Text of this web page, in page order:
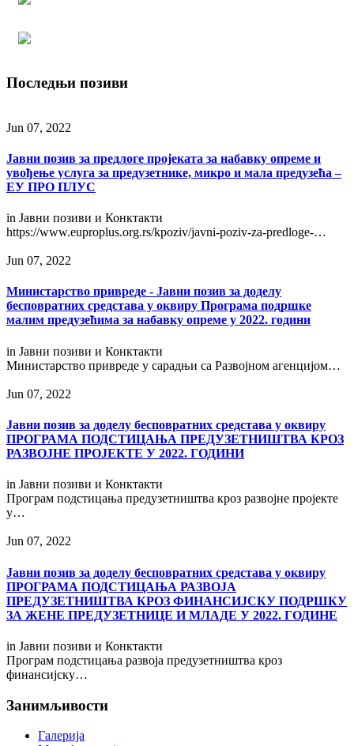
Последњи позиви
Jun 07, 2022
Јавни позив за предлоге пројеката за набавку опреме и
увођење услуга за предузетнике, микро и мала предузећа –
ЕУ ПРО ПЛУС
in Јавни позиви и Конктакти
https://www.euproplus.org.rs/kpoziv/javni-poziv-za-predloge-…
Jun 07, 2022
Министарство привреде - Јавни позив за доделу
бесповратних средстава у оквиру Програма подршке
малим предузећима за набавку опреме у 2022. години
in Јавни позиви и Конктакти
Министарство привреде у сарадњи са Развојном агенцијом…
Jun 07, 2022
Јавни позив за доделу бесповратних средстава у оквиру
ПРОГРАМА ПОДСТИЦАЊА ПРЕДУЗЕТНИШТВА КРОЗ
РАЗВОЈНЕ ПРОЈЕКТЕ У 2022. ГОДИНИ
in Јавни позиви и Конктакти
Програм подстицања предузетништва кроз развојне пројекте
у…
Jun 07, 2022
Јавни позив за доделу бесповратних средстава у оквиру
ПРОГРАМА ПОДСТИЦАЊА РАЗВОЈА
ПРЕДУЗЕТНИШТВА КРОЗ ФИНАНСИЈСКУ ПОДРШКУ
ЗА ЖЕНЕ ПРЕДУЗЕТНИЦЕ И МЛАДЕ У 2022. ГОДИНЕ
in Јавни позиви и Конктакти
Програм подстицања развоја предузетништва кроз
финансијску…
Занимљивости
Галерија